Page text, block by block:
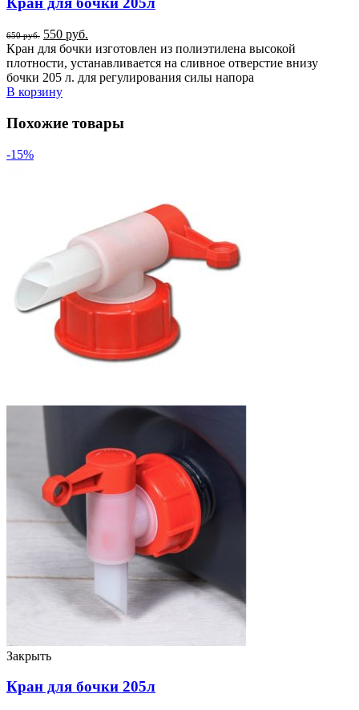
650руб. 550 руб.
Кран для бочки изготовлен из полиэтилена высокой
плотности, устанавливается на сливное отверстие внизу
бочки 205 л. для регулирования силы напора
В корзину
Похожие товары
-15%
Закрыть
Кран для бочки 205л